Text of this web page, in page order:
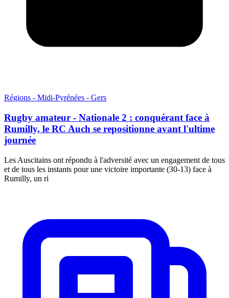
Régions - Midi-Pyrénées - Gers
Rugby amateur - Nationale 2 : conquérant face à
Rumilly, le RC Auch se repositionne avant l'ultime
journée
Les Auscitains ont répondu à l'adversité avec un engagement de tous
et de tous les instants pour une victoire importante (30-13) face à
Rumilly, un ri